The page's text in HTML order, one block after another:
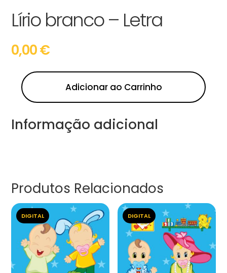
Lírio branco – Letra
0,00€
Adicionar ao Carrinho
Informação adicional
Produtos Relacionados
DIGITAL DIGITAL